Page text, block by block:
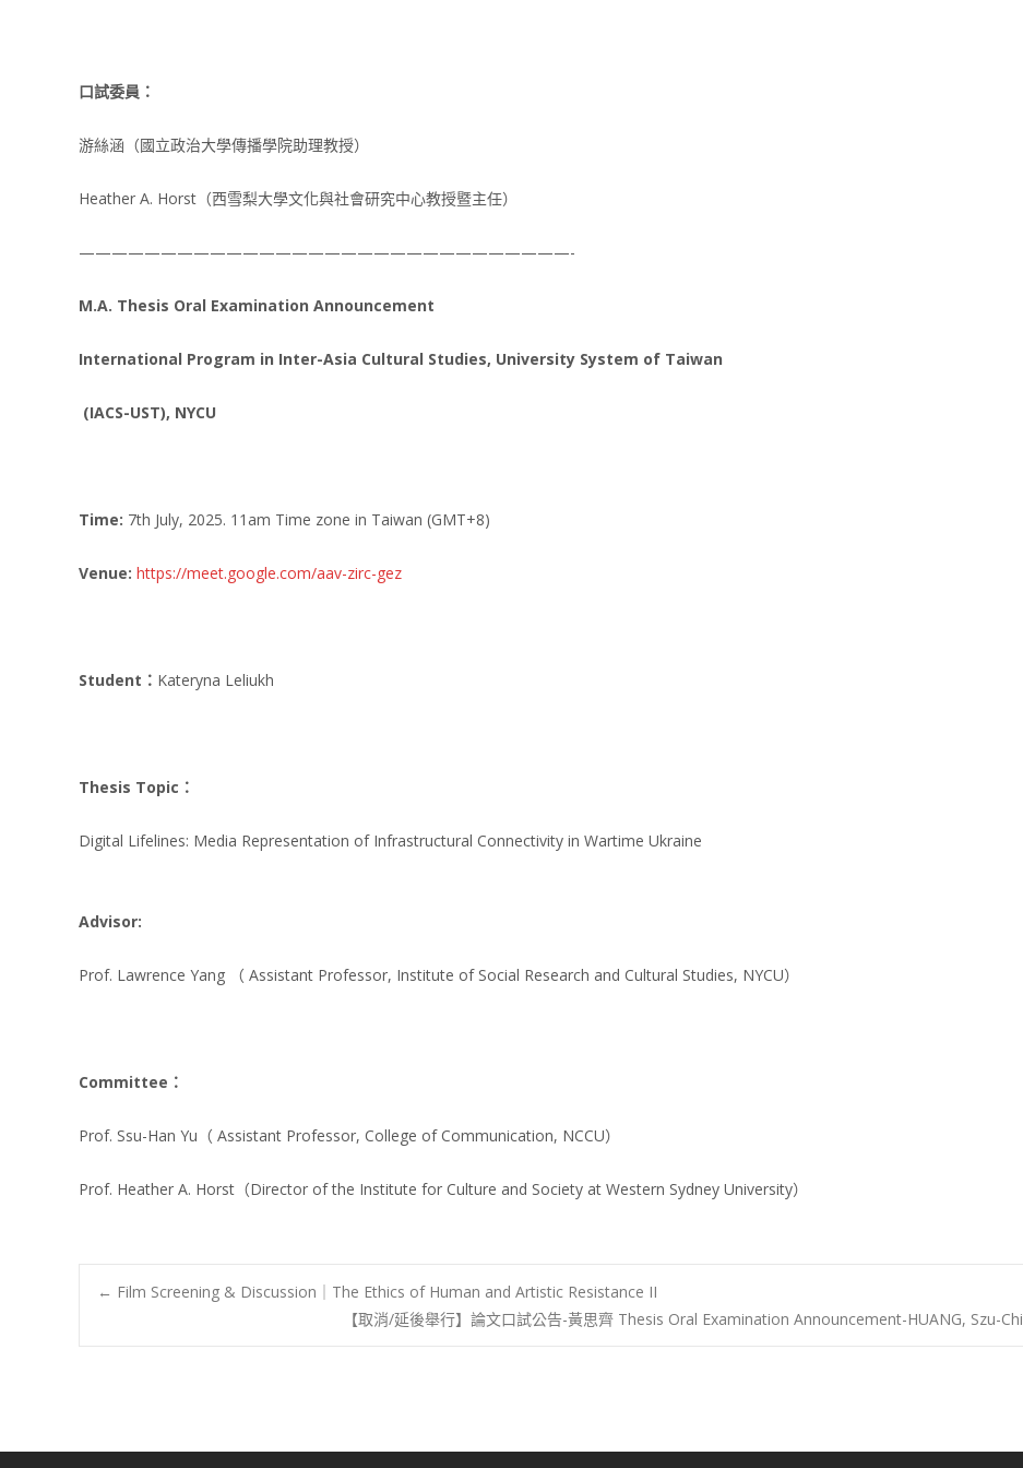
口試委員：
游絲涵（國立政治大學傳播學院助理教授）
Heather A. Horst（西雪梨大學文化與社會研究中心教授暨主任）
——————————————————————————————-
M.A. Thesis Oral Examination Announcement
International Program in Inter-Asia Cultural Studies, University System of Taiwan
(IACS-UST), NYCU
Time: 7th July, 2025. 11am Time zone in Taiwan (GMT+8)
Venue: https://meet.google.com/aav-zirc-gez
Student ： Kateryna Leliukh
Thesis Topic ：
Digital Lifelines: Media Representation of Infrastructural Connectivity in Wartime Ukraine
Advisor:
Prof. Lawrence Yang （ Assistant Professor, Institute of Social Research and Cultural Studies, NYCU）
Committee ：
Prof. Ssu-Han Yu（ Assistant Professor, College of Communication, NCCU）
Prof. Heather A. Horst（Director of the Institute for Culture and Society at Western Sydney University）
Post
← Film Screening & Discussion｜The Ethics of Human and Artistic Resistance II
【取消/延後舉行】論文口試公告-黃思齊 Thesis Oral Examination Announcement-HUANG, Szu-Chi